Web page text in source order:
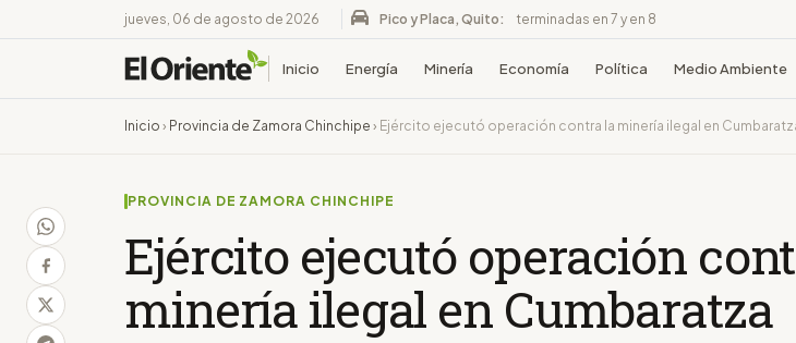
jueves, 06 de agosto de 2026 Pico y Placa, Quito: terminadas en 7 y en 8
Inicio Energía Minería Economía Política Medio Ambiente
Inicio › Provincia de Zamora Chinchipe › Ejército ejecutó operación contra la minería ilegal en
PROVINCIA DE ZAMORA CHINCHIPE
Ejército ejecutó operación
minería ilegal en Cumbaratza